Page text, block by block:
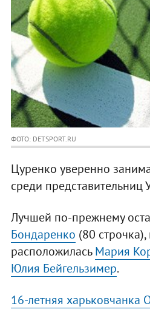
ФОТО: DETSPORT.RU
Цуренко уверенно
среди представительниц
Лучшей по-прежнему
Бондаренко (80
расположиласьМария
Юлия Бейгельзимер.
16-летняя харьковчанка